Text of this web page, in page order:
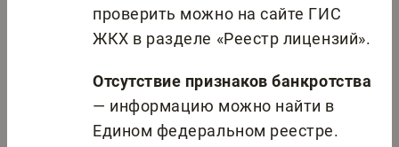
проверить можно на сайте ГИС
ЖКХ в разделе «Реестр лицензий».
Отсутствие признаков банкротства
— информацию можно найти в
Едином федеральном реестре.